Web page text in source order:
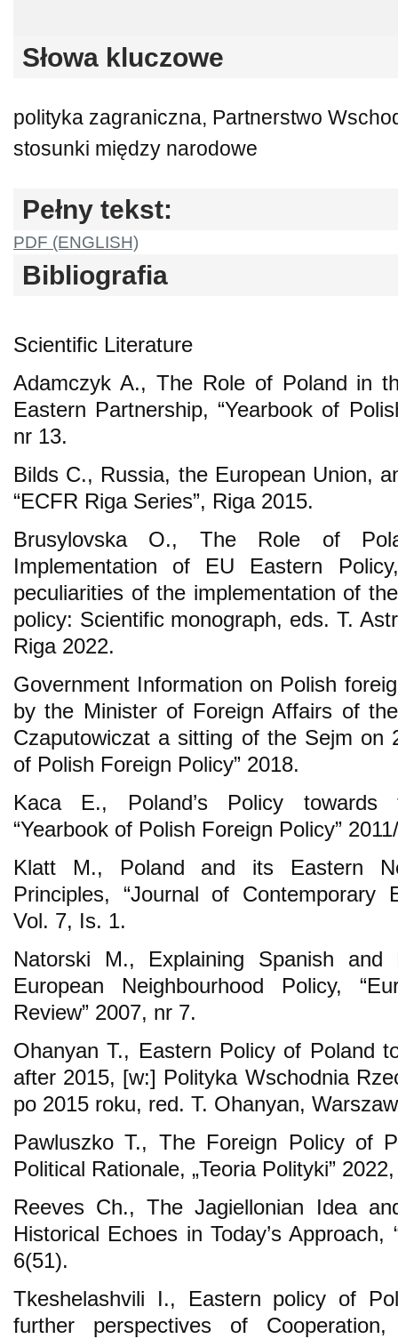
Słowa kluczowe
polityka zagraniczna, Partnerstwo
stosunki między narodowe
Pełny tekst:
PDF (ENGLISH)
Bibliografia
Scientific Literature
Adamczyk A., The Role of Poland in
Eastern Partnership, “Yearbook of
nr 13.
Bilds C., Russia, the European Union,
“ECFR Riga Series”, Riga 2015.
Brusylovska O., The Role of
Implementation of EU Eastern
peculiarities of the implementation of
policy: Scientific monograph, eds. T.
Riga 2022.
Government Information on Polish
by the Minister of Foreign Affairs of
Czaputowiczat a sitting of the Sejm on
of Polish Foreign Policy” 2018.
Kaca E., Poland’s Policy towards
“Yearbook of Polish Foreign Policy”
Klatt M., Poland and its Eastern
Principles, “Journal of Contemporary
Vol. 7, Is. 1.
Natorski M., Explaining Spanish
European Neighbourhood Policy,
Review” 2007, nr 7.
Ohanyan T., Eastern Policy of Poland
after 2015, [w:] Polityka Wschodnia
po 2015 roku, red. T. Ohanyan,
Pawluszko T., The Foreign Policy of
Political Rationale, „Teoria Polityki”
Reeves Ch., The Jagiellonian Idea
Historical Echoes in Today’s Approach,
6(51).
Tkeshelashvili I., Eastern policy of
further perspectives of